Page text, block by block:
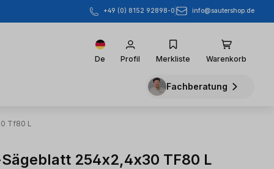
+49 (0) 8152 92898-0 info@sautershop.de
De Profil Merkliste Warenkorb
Fachberatung
Tf80 L
254x2,4x30 TF80 L